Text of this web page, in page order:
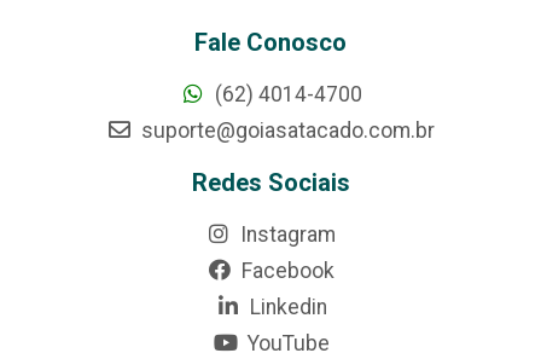
Fale Conosco
(62) 4014-4700
suporte@goiasatacado.com.br
Redes Sociais
Instagram
Facebook
Linkedin
YouTube